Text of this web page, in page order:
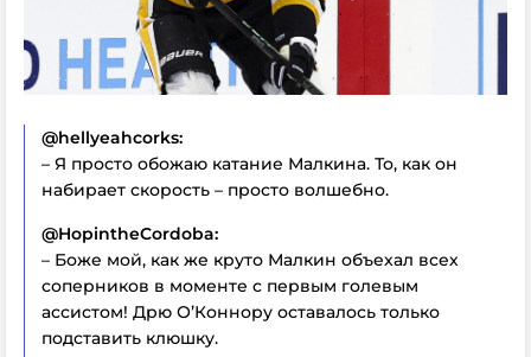
@hellyeahcorks:
– Я просто обожаю катание Малкина. То, как он
набирает скорость – просто волшебно.
@HopintheCordoba:
– Боже мой, как же круто Малкин объехал всех
соперников в моменте с первым голевым
ассистом! Дрю О’Коннору оставалось только
подставить клюшку.